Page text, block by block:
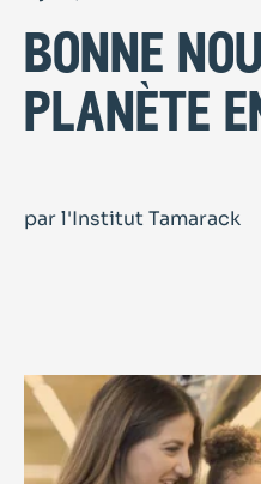
Page d'accueil
Le Centre d'apprentissage
bonne
planète
par l'Institut Tamarack